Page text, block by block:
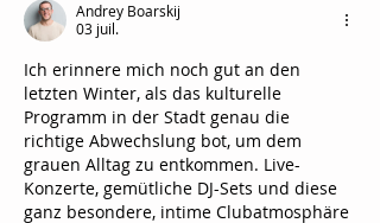
Andrey Boarskij
03 juil.
Ich erinnere mich noch gut an den
letzten Winter, als das kulturelle
Programm in der Stadt genau die
richtige Abwechslung bot, um dem
grauen Alltag zu entkommen. Live-
Konzerte, gemütliche DJ-Sets und diese
ganz besondere, intime Clubatmosphäre